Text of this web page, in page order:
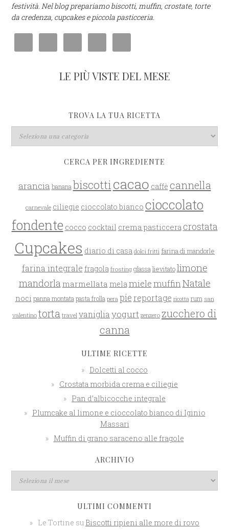
festività. Nel blog prepariamo biscotti, muffin, crostate, torte
da credenza, cupcakes e piccola pasticceria.
LE PIÙ VISTE DEL MESE
TROVA LA TUA RICETTA
CERCA PER INGREDIENTE
arancia banana biscotticacao caffè cannella
carnevale ciliegie cioccolato bianco cioccolato
fondente cocco cocktail crema pasticcera crostata
Cupcakes diario di casa dolci fritti farina di mandorle
farina integrale fragola frosting glassa lievitato limone
mandorla marmellata melamielemuffin Natale
noci panna montata pasta frolla pera pie reportage ricotta rum san
valentino torta travel vaniglia yogurt zenzero zucchero di
canna
ULTIME RICETTE
Dolcetti al cocco
Crostata morbida crema e ciliegie
Pan d’albicocche integrale
Plumcake al limone e cioccolato bianco di Iginio
Massari
Muffin di grano saraceno alle fragole
ARCHIVIO
ULTIMI COMMENTI
Le Tortine su Biscotti ripieni alle more di rovo